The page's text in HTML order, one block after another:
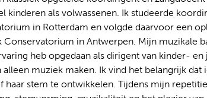
kinderen als volwassenen. Ik studeerde
in Rotterdam en volgde daarvoor een
Conservatorium in Antwerpen. Mijn muzikale
heb opgedaan als dirigent van kinder-
alleen muziek maken. Ik vind het belangrijk
haar stem te ontwikkelen. Tijdens mijn